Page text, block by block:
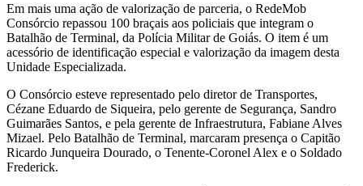
Em mais uma ação de valorização de parceria, o RedeMob
Consórcio repassou 100 braçais aos policiais que integram o
Batalhão de Terminal, da Polícia Militar de Goiás. O item é um
acessório de identificação especial e valorização da imagem desta
Unidade Especializada.
O Consórcio esteve representado pelo diretor de Transportes,
Cézane Eduardo de Siqueira, pelo gerente de Segurança, Sandro
Guimarães Santos, e pela gerente de Infraestrutura, Fabiane Alves
Mizael. Pelo Batalhão de Terminal, marcaram presença o Capitão
Ricardo Junqueira Dourado, o Tenente-Coronel Alex e o Soldado
Frederick.